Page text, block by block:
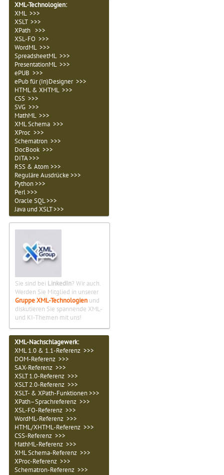
XML-Technologien:
XML >>>
XSLT >>>
XPath >>>
XSL-FO >>>
WordML >>>
SpreadsheetML >>>
PresentationML >>>
ePUB >>>
ePub für (In)Designer >>>
HTML & XHTML >>>
CSS >>>
SVG >>>
MathML >>>
XML Schema >>>
XProc >>>
Schematron >>>
DocBook >>>
DITA >>>
RSS & Atom >>>
Reguläre Ausdrücke >>>
Python >>>
Perl >>>
Oracle SQL >>>
Java und XSLT >>>
Sie sind bei LinkedIn? Wir auch.
Werden Sie Mitglied in unserer
Gruppe XML-Technologien und
diskutieren Sie spannende XML-
und KI-Themen mit uns!
XML-Nachschlagewerk:
XML 1.0 & 1.1-Referenz >>>
DOM-Referenz >>>
SAX-Referenz >>>
XSLT 1.0-Referenz >>>
XSLT 2.0-Referenz >>>
XSLT- & XPath-Funktionen >>>
XPath–Sprachreferenz >>>
XSL-FO-Referenz >>>
WordML-Referenz >>>
HTML/XHTML-Referenz >>>
CSS-Referenz >>>
MathML-Referenz >>>
XML Schema-Referenz >>>
XProc-Referenz >>>
Schematron-Referenz >>>